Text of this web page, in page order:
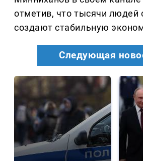
отметив, что тысячи людей
создают стабильную
Следующая